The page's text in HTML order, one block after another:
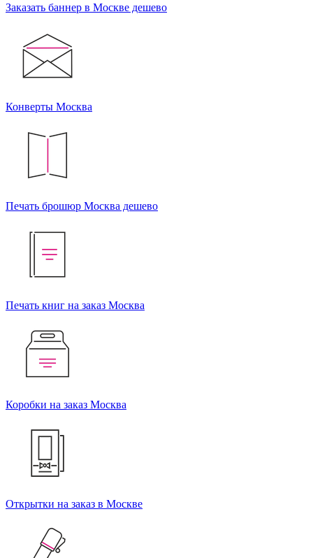
Заказать баннер в Москве дешево
Конверты Москва
Печать брошюр Москва дешево
Печать книг на заказ Москва
Коробки на заказ Москва
Открытки на заказ в Москве